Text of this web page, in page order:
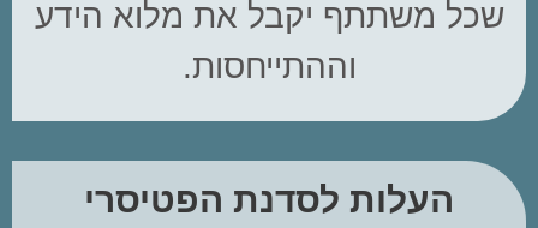
שכל משתתף יקבל את מלוא הידע
וההתייחסות.
העלות לסדנת הפטיסרי